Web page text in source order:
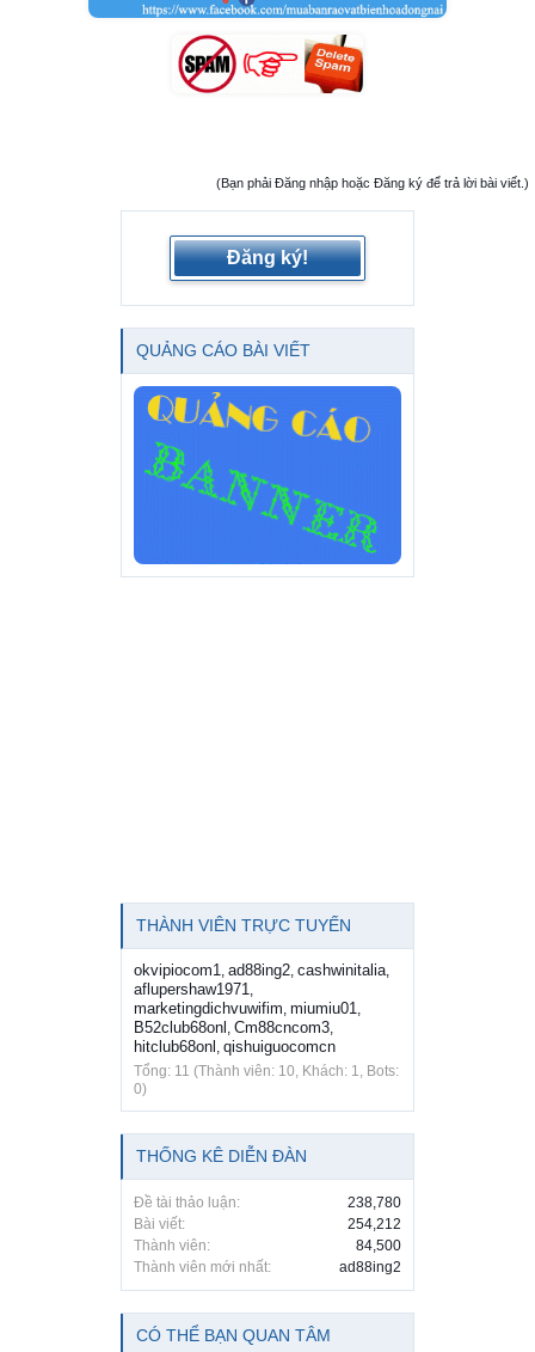
(Bạn phải Đăng nhập hoặc Đăng ký để trả lời bài viết.)
Đăng ký!
QUẢNG CÁO BÀI VIẾT
THÀNH VIÊN TRỰC TUYẾN
okvipiocom1 , ad88ing2, cashwinitalia,
aflupershaw1971 ,
marketingdichvuwifim, miumiu01 ,
B52club68onl , Cm88cncom3,
hitclub68onl , qishuiguocomcn
Tổng: 11 (Thành viên: 10, Khách: 1, Bots:
0)
THỐNG KÊ DIỄN ĐÀN
Đề tài thảo luận:
238,780
Bài viết:
254,212
Thành viên:
84,500
Thành viên mới nhất:
ad88ing2
CÓ THỂ BẠN QUAN TÂM